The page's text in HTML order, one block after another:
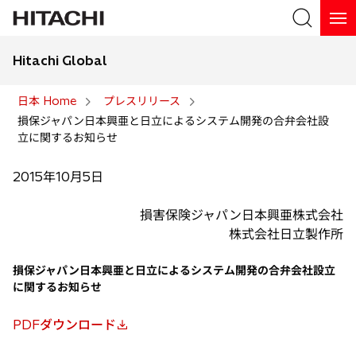
検索
Hitachi Global
日本 Home
プレスリリース
損保ジャパン日本興亜と日立によるシステム開発の合弁会社設
立に関するお知らせ
2015年10月5日
損害保険ジャパン日本興亜株式会社
株式会社日立製作所
損保ジャパン日本興亜と日立によるシステム開発の合弁会社設立
に関するお知らせ
PDFダウンロード
新